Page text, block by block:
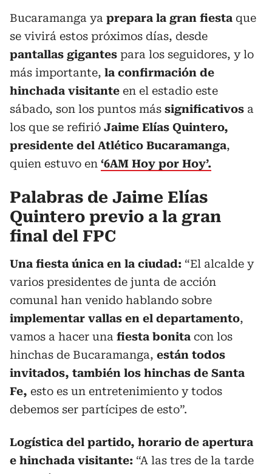
Bucaramanga ya prepara la gran fiesta que
se vivirá estos próximos días, desde
pantallas gigantes para los seguidores, y lo
más importante, la confirmación de
hinchada visitante en el estadio este
sábado, son los puntos más significativos a
los que se refirió Jaime Elías Quintero,
presidente del Atlético Bucaramanga,
quien estuvo en ‘6AM Hoy por Hoy’.
Palabras de Jaime Elías
Quintero previo a la gran
final del FPC
Una fiesta única en la ciudad: “El alcalde y
varios presidentes de junta de acción
comunal han venido hablando sobre
implementar vallas en el departamento,
vamos a hacer una fiesta bonita con los
hinchas de Bucaramanga, están todos
invitados, también los hinchas de Santa
Fe, esto es un entretenimiento y todos
debemos ser partícipes de esto”.
Logística del partido, horario de apertura
e hinchada visitante: “A las tres de la tarde